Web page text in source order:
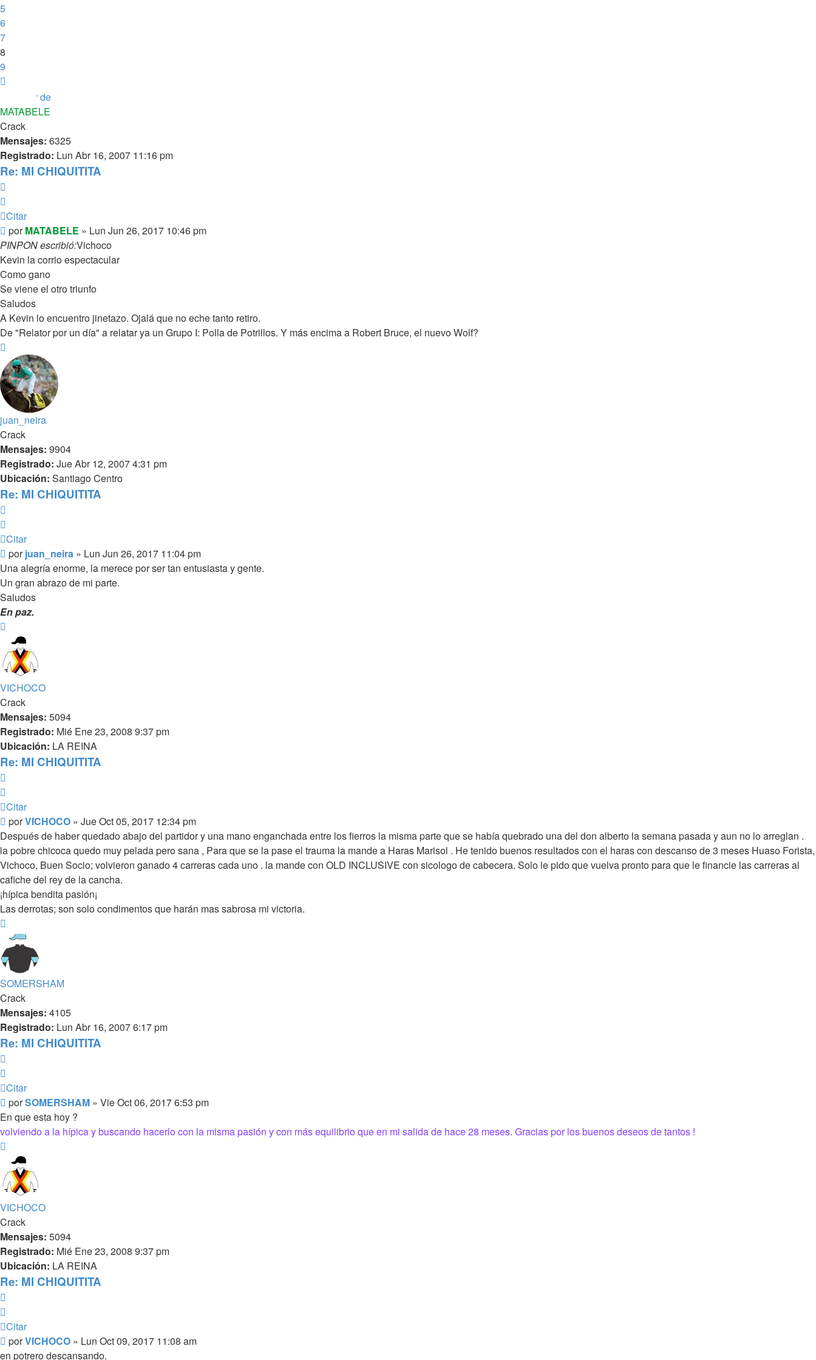
5
6
7
8
9
MATABELE
Crack
Mensajes: 6325
Registrado: Lun Abr 16, 2007 11:16 pm
Re: MI CHIQUITITA
Citar
Mensaje
porMATABELE » Lun Jun 26, 2017 10:46 pm
PINPON escribió:Vichoco
Kevin la corrio espectacular
Como gano
Se viene el otro triunfo
Saludos
A Kevin lo encuentro jinetazo. Ojalá que no eche tanto retiro.
De "Relator por un día" a relatar ya un Grupo I: Polla de Potrillos. Y más encima a Robert Bruce, el nuevo Wolf?
juan_neira
Crack
Mensajes: 9904
Registrado: Jue Abr 12, 2007 4:31 pm
Ubicación: Santiago Centro
Re: MI CHIQUITITA
Citar
Mensaje
porjuan_neira » Lun Jun 26, 2017 11:04 pm
Una alegría enorme, la merece por ser tan entusiasta y gente.
Un gran abrazo de mi parte.
Saludos
En paz.
VICHOCO
Crack
Mensajes: 5094
Registrado: Mié Ene 23, 2008 9:37 pm
Ubicación: LA REINA
Re: MI CHIQUITITA
Citar
Mensaje
porVICHOCO » Jue Oct 05, 2017 12:34 pm
Después de haber quedado abajo del partidor y una mano enganchada entre los fierros la misma parte que se había quebrado una del don alberto la semana pasada y aun no lo arreglan .
la pobre chicoca quedo muy pelada pero sana , Para que se la pase el trauma la mande a Haras Marisol . He tenido buenos resultados con el haras con descanso de 3 meses Huaso Forista,
Vichoco, Buen Socio; volvieron ganado 4 carreras cada uno . la mande con OLD INCLUSIVE con sicologo de cabecera. Solo le pido que vuelva pronto para que le financie las carreras al
cafiche del rey de la cancha.
¡hípica bendita pasión¡
Las derrotas; son solo condimentos que harán mas sabrosa mi victoria.
SOMERSHAM
Crack
Mensajes: 4105
Registrado: Lun Abr 16, 2007 6:17 pm
Re: MI CHIQUITITA
Citar
Mensaje
porSOMERSHAM » Vie Oct 06, 2017 6:53 pm
En que esta hoy ?
volviendo a la hípica y buscando hacerlo con la misma pasión y con más equilibrio que en mi salida de hace 28 meses. Gracias por los buenos deseos de tantos !
VICHOCO
Crack
Mensajes: 5094
Registrado: Mié Ene 23, 2008 9:37 pm
Ubicación: LA REINA
Re: MI CHIQUITITA
Citar
Mensaje
porVICHOCO » Lun Oct 09, 2017 11:08 am
en potrero descansando.